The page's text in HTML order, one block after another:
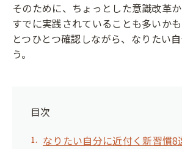
そのために、ちょっとした意識改革か
すでに実践されていることも多いか
とつひとつ確認しながら、なりたい
う。
目次
なりたい自分に近付く新習慣8